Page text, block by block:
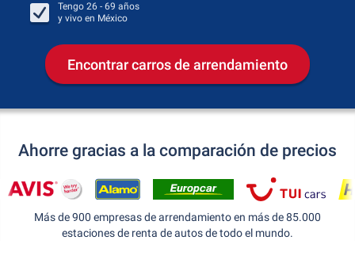
Tengo 26 - 69 años
y vivo en México
Encontrar carros de arrendamiento
Ahorre gracias a la comparación de precios
Más de 900 empresas de arrendamiento en más de 85.000
estaciones de renta de autos de todo el mundo.